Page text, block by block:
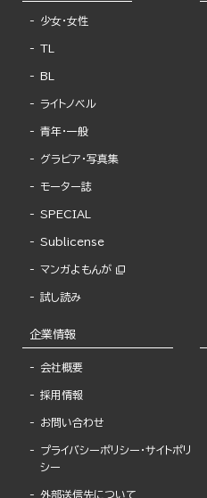
少女・女性
TL
BL
ライトノベル
青年・一般
グラビア・写真集
モーター誌
SPECIAL
Sublicense
マンガよもんが
試し読み
企業情報
会社概要
採用情報
お問い合わせ
プライバシーポリシー・サイトポリ
シー
外部送信先について